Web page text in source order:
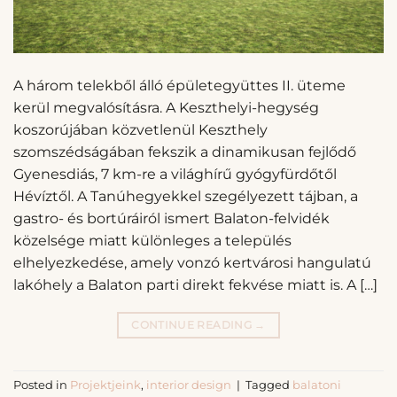
A három telekből álló épületegyüttes II. üteme
kerül megvalósításra. A Keszthelyi-hegység
koszorújában közvetlenül Keszthely
szomszédságában fekszik a dinamikusan fejlődő
Gyenesdiás, 7 km-re a világhírű gyógyfürdőtől
Hévíztől. A Tanúhegyekkel szegélyezett tájban, a
gastro- és bortúráiról ismert Balaton-felvidék
közelsége miatt különleges a település
elhelyezkedése, amely vonzó kertvárosi hangulatú
lakóhely a Balaton parti direkt fekvése miatt is. A […]
CONTINUE READING →
Posted in Projektjeink, interior design | Tagged balatoni